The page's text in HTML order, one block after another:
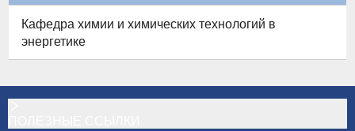
Кафедра химии и химических технологий в
энергетике